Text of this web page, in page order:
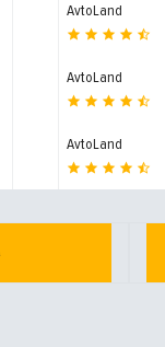
AvtoLand
AvtoLand
AvtoLand